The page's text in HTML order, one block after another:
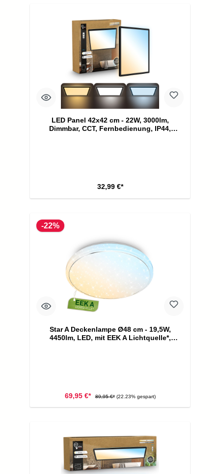
LED Panel 42x42 cm - 22W, 3000lm,
Dimmbar, CCT, Fernbedienung, IP44,
32,99 €*
-22%
Star A Deckenlampe Ø48 cm - 19,5W,
4450lm, LED, mit EEK A Lichtquelle*,
69,95 €* 89,95 €* (22.23% gespart)